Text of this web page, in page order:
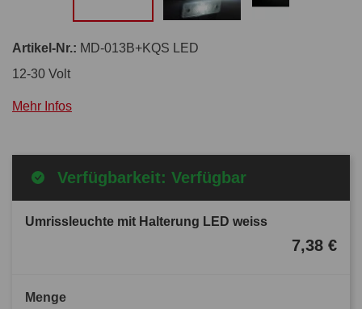
Artikel-Nr.: MD-013B+KQS LED
12-30 Volt
Mehr Infos
Verfügbarkeit: Verfügbar
Umrissleuchte mit Halterung LED weiss
7,38 €
Menge